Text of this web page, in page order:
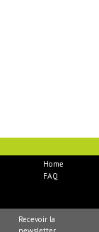
Home
FAQ
Recevoir la